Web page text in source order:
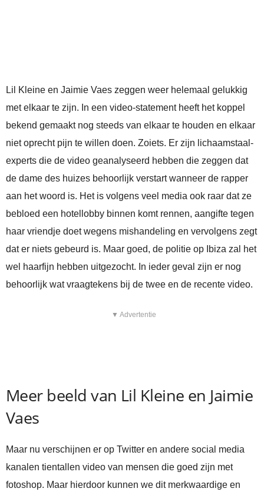
Lil Kleine en Jaimie Vaes zeggen weer helemaal gelukkig
met elkaar te zijn. In een video-statement heeft het koppel
bekend gemaakt nog steeds van elkaar te houden en elkaar
niet oprecht pijn te willen doen. Zoiets. Er zijn lichaamstaal-
experts die de video geanalyseerd hebben die zeggen dat
de dame des huizes behoorlijk verstart wanneer de rapper
aan het woord is. Het is volgens veel media ook raar dat ze
bebloed een hotellobby binnen komt rennen, aangifte tegen
haar vriendje doet wegens mishandeling en vervolgens zegt
dat er niets gebeurd is. Maar goed, de politie op Ibiza zal het
wel haarfijn hebben uitgezocht. In ieder geval zijn er nog
behoorlijk wat vraagtekens bij de twee en de recente video.
▼ Advertentie
Meer beeld van Lil Kleine en Jaimie
Vaes
Maar nu verschijnen er op Twitter en andere social media
kanalen tientallen video van mensen die goed zijn met
fotoshop. Maar hierdoor kunnen we dit merkwaardige en